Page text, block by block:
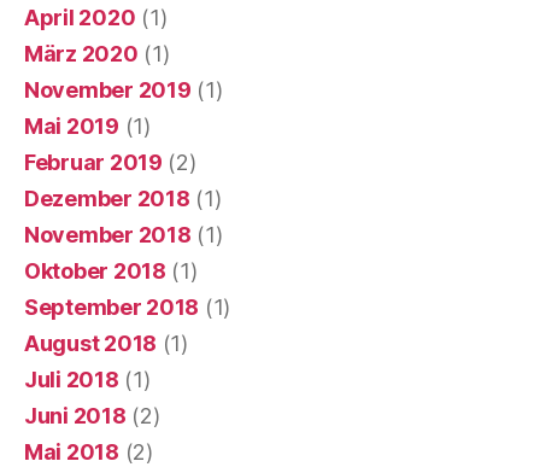
April 2020 (1)
März 2020 (1)
November 2019 (1)
Mai 2019 (1)
Februar 2019 (2)
Dezember 2018 (1)
November 2018 (1)
Oktober 2018 (1)
September 2018 (1)
August 2018 (1)
Juli 2018 (1)
Juni 2018 (2)
Mai 2018 (2)